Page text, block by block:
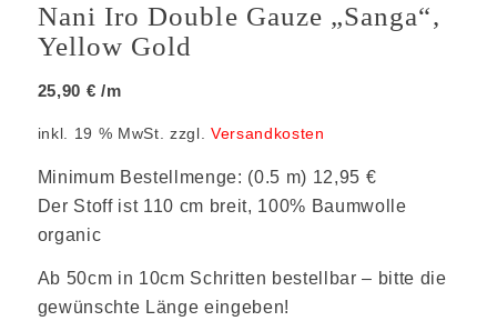
Nani Iro Double Gauze „Sanga“,
Yellow Gold
25,90 € /m
inkl. 19 % MwSt. zzgl. Versandkosten
Minimum Bestellmenge: (0.5 m) 12,95 €
Der Stoff ist 110 cm breit, 100% Baumwolle
organic
Ab 50cm in 10cm Schritten bestellbar – bitte die
gewünschte Länge eingeben!